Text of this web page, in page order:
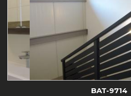
BAT-9714